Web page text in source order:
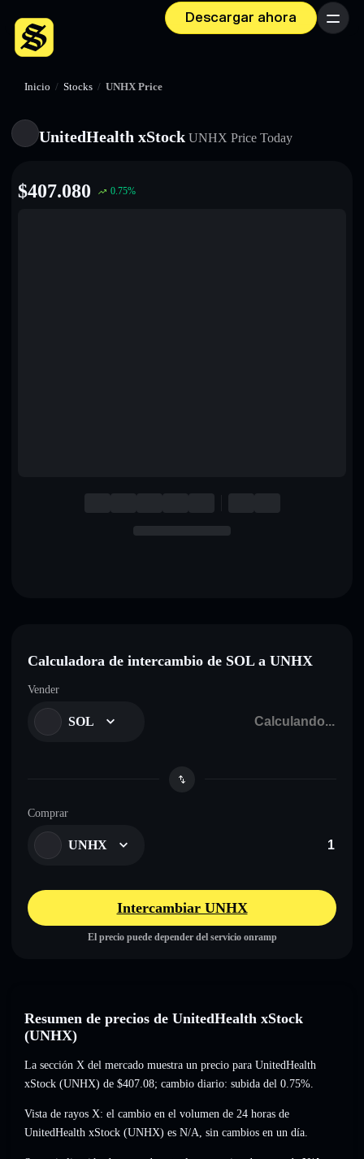
Descargar ahora Menú
Inicio / Stocks / UNHX Price
UnitedHealth xStock UNHX Price Today
$407.080 0.75%
Calculadora de intercambio de SOL a UNHX
Vender
SOL
Comprar
UNHX
Intercambiar UNHX
El precio puede depender del servicio onramp
Resumen de precios de UnitedHealth xStock
(UNHX)
La sección X del mercado muestra un precio para UnitedHealth
xStock (UNHX) de $407.08; cambio diario: subida del 0.75%.
Vista de rayos X: el cambio en el volumen de 24 horas de
UnitedHealth xStock (UNHX) es N/A, sin cambios en un día.